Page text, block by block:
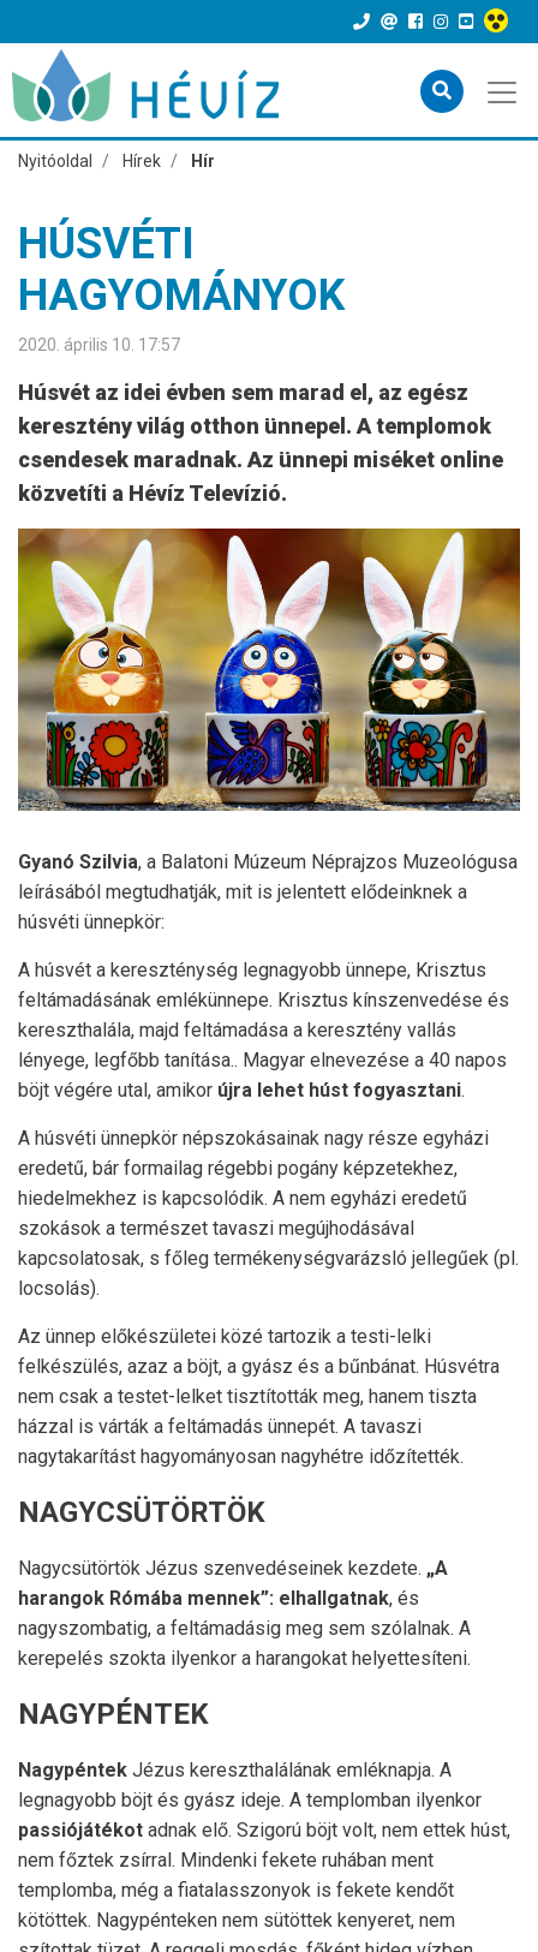
Nyitóoldal Hírek Hír
HÚSVÉTI
HAGYOMÁNYOK
2020. április 10. 17:57
Húsvét az idei évben sem marad el, az egész
keresztény világ otthon ünnepel. A templomok
csendesek maradnak. Az ünnepi miséket online
közvetíti a Hévíz Televízió.
Gyanó Szilvia, a Balatoni Múzeum Néprajzos Muzeológusa
leírásából megtudhatják, mit is jelentett elődeinknek a
húsvéti ünnepkör:
A húsvét a kereszténység legnagyobb ünnepe, Krisztus
feltámadásának emlékünnepe. Krisztus kínszenvedése és
kereszthalála, majd feltámadása a keresztény vallás
lényege, legfőbb tanítása.. Magyar elnevezése a 40 napos
böjt végére utal, amikor újra lehet húst fogyasztani.
A húsvéti ünnepkör népszokásainak nagy része egyházi
eredetű, bár formailag régebbi pogány képzetekhez,
hiedelmekhez is kapcsolódik. A nem egyházi eredetű
szokások a természet tavaszi megújhodásával
kapcsolatosak, s főleg termékenységvarázsló jellegűek (pl.
locsolás).
Az ünnep előkészületei közé tartozik a testi-lelki
felkészülés, azaz a böjt, a gyász és a bűnbánat. Húsvétra
nem csak a testet-lelket tisztították meg, hanem tiszta
házzal is várták a feltámadás ünnepét. A tavaszi
nagytakarítást hagyományosan nagyhétre időzítették.
NAGYCSÜTÖRTÖK
Nagycsütörtök Jézus szenvedéseinek kezdete. „A
harangok Rómába mennek”: elhallgatnak, és
nagyszombatig, a feltámadásig meg sem szólalnak. A
kerepelés szokta ilyenkor a harangokat helyettesíteni.
NAGYPÉNTEK
Nagypéntek Jézus kereszthalálának emléknapja. A
legnagyobb böjt és gyász ideje. A templomban ilyenkor
passiójátékot adnak elő. Szigorú böjt volt, nem ettek húst,
nem főztek zsírral. Mindenki fekete ruhában ment
templomba, még a fiatalasszonyok is fekete kendőt
kötöttek. Nagypénteken nem sütöttek kenyeret, nem